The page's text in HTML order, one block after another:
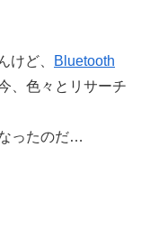
けど、
Bluetooth
、色々とリサーチ
ったのだ…